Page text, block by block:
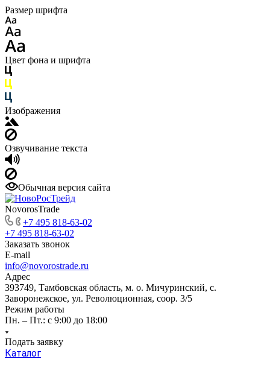
Размер шрифта
Цвет фона и шрифта
Изображения
Озвучивание текста
Обычная версия сайта
NovorosTrade
+7 495 818-63-02
+7 495 818-63-02
Заказать звонок
E-mail
info@novorostrade.ru
Адрес
393749, Тамбовская область, м. о. Мичуринский, с.
Заворонежское, ул. Революционная, соор. 3/5
Режим работы
Пн. – Пт.: с 9:00 до 18:00
Подать заявку
Каталог